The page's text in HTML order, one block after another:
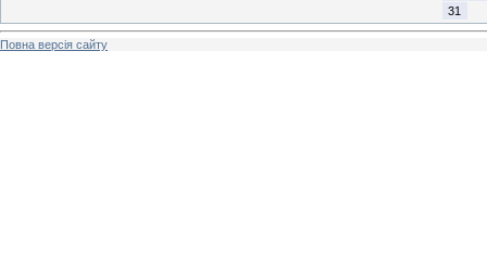
31
Повна версія сайту